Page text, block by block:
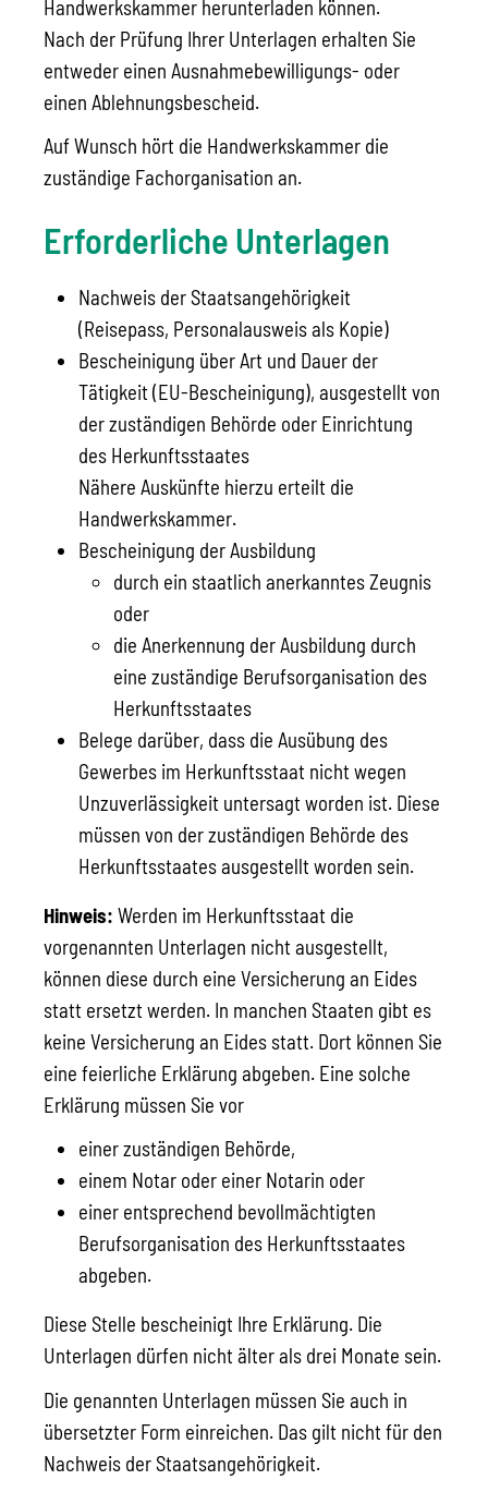
Handwerkskammer herunterladen können.
Nach der Prüfung Ihrer Unterlagen erhalten Sie
entweder einen Ausnahmebewilligungs- oder
einen Ablehnungsbescheid.
Auf Wunsch hört die Handwerkskammer die
zuständige Fachorganisation an.
Erforderliche Unterlagen
Nachweis der Staatsangehörigkeit
(Reisepass, Personalausweis als Kopie)
Bescheinigung über Art und Dauer der
Tätigkeit (EU-Bescheinigung), ausgestellt von
der zuständigen Behörde oder Einrichtung
des Herkunftsstaates
Nähere Auskünfte hierzu erteilt die
Handwerkskammer.
Bescheinigung der Ausbildung
durch ein staatlich anerkanntes Zeugnis
oder
die Anerkennung der Ausbildung durch
eine zuständige Berufsorganisation des
Herkunftsstaates
Belege darüber, dass die Ausübung des
Gewerbes im Herkunftsstaat nicht wegen
Unzuverlässigkeit untersagt worden ist. Diese
müssen von der zuständigen Behörde des
Herkunftsstaates ausgestellt worden sein.
Hinweis: Werden im Herkunftsstaat die
vorgenannten Unterlagen nicht ausgestellt,
können diese durch eine Versicherung an Eides
statt ersetzt werden. In manchen Staaten gibt es
keine Versicherung an Eides statt. Dort können Sie
eine feierliche Erklärung abgeben. Eine solche
Erklärung müssen Sie vor
einer zuständigen Behörde,
einem Notar oder einer Notarin oder
einer entsprechend bevollmächtigten
Berufsorganisation des Herkunftsstaates
abgeben.
Diese Stelle bescheinigt Ihre Erklärung. Die
Unterlagen dürfen nicht älter als drei Monate sein.
Die genannten Unterlagen müssen Sie auch in
übersetzter Form einreichen. Das gilt nicht für den
Nachweis der Staatsangehörigkeit.